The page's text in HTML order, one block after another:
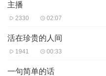
主播
2330 02:07
活在珍贵的人间
1941 00:33
一句简单的话